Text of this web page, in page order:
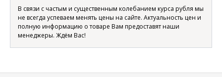
В связи с частым и существенным колебанием курса рубля мы
не всегда успеваем менять цены на сайте. Актуальность цен и
полную информацию о товаре Вам предоставят наши
менеджеры. Ждём Вас!